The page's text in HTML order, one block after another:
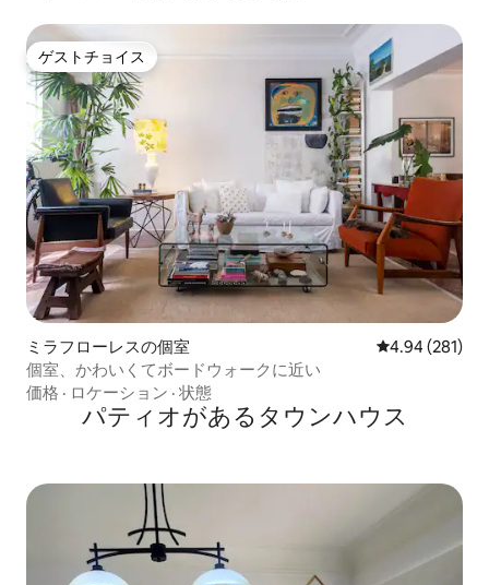
ゲストチョイス
ゲストチョイス
ミラフローレスの個室 レビュー281
4.94 (281)
個室、かわいくてボードウォークに近い
価格 · ロケーション · 状態
パティオがあるタウンハウス